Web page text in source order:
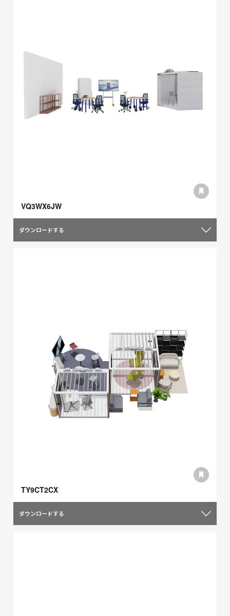
VQ3WX6JW
ダウンロードする
TY9CT2CX
ダウンロードする